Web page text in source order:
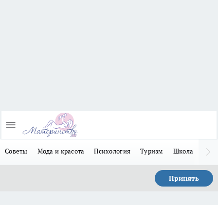
Советы Мода и красота Психология Туризм Школа
Принять